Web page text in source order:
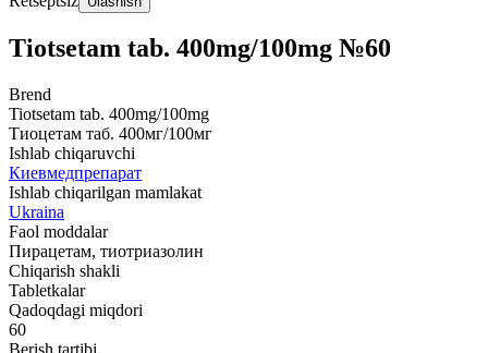
Tiotsetam tab. 400mg/100mg №60
Brend
Tiotsetam tab. 400mg/100mg
Тиоцетам таб. 400мг/100мг
Ishlab chiqaruvchi
Киевмедпрепарат
Ishlab chiqarilgan mamlakat
Ukraina
Faol moddalar
Пирацетам, тиотриазолин
Chiqarish shakli
Tabletkalar
Qadoqdagi miqdori
60